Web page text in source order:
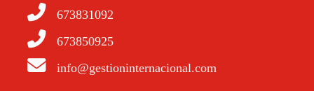
673831092
673850925
info@gestioninternacional.com